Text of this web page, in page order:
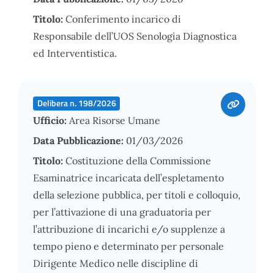
Titolo: Conferimento incarico di
Responsabile dell’UOS Senologia Diagnostica
ed Interventistica.
Delibera n. 198/2026
Ufficio: Area Risorse Umane
Data Pubblicazione: 01/03/2026
Titolo: Costituzione della Commissione
Esaminatrice incaricata dell’espletamento
della selezione pubblica, per titoli e colloquio,
per l’attivazione di una graduatoria per
l’attribuzione di incarichi e/o supplenze a
tempo pieno e determinato per personale
Dirigente Medico nelle discipline di